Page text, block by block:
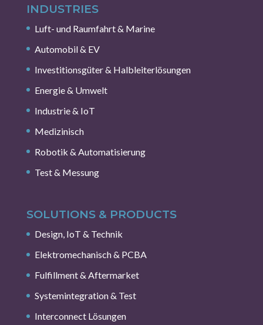
INDUSTRIES
Luft- und Raumfahrt & Marine
Automobil & EV
Investitionsgüter & Halbleiterlösungen
Energie & Umwelt
Industrie & IoT
Medizinisch
Robotik & Automatisierung
Test & Messung
SOLUTIONS & PRODUCTS
Design, IoT & Technik
Elektromechanisch & PCBA
Fulfillment & Aftermarket
Systemintegration & Test
Interconnect Lösungen